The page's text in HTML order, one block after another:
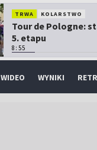
TRWA KOLARSTWO
Tour de Pologne:
5. etapu
8:55
WIDEO WYNIKI